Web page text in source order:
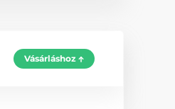
Vásárláshoz